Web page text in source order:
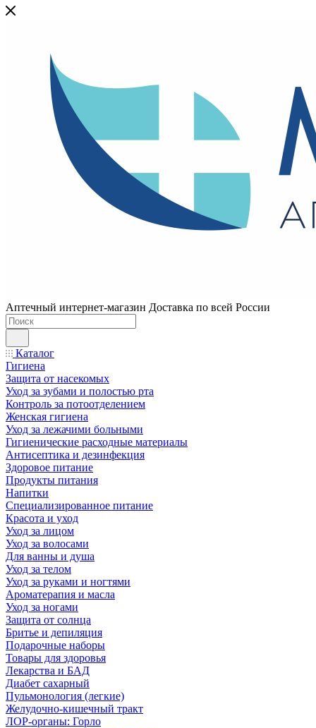
Аптечный интернет-магазин Доставка по всей России
Каталог
Гигиена
Защита от насекомых
Уход за зубами и полостью рта
Контроль за потоотделением
Женская гигиена
Уход за лежачими больными
Гигиенические расходные материалы
Антисептика и дезинфекция
Здоровое питание
Продукты питания
Напитки
Специализированное питание
Красота и уход
Уход за лицом
Уход за волосами
Для ванны и душа
Уход за телом
Уход за руками и ногтями
Ароматерапия и масла
Уход за ногами
Защита от солнца
Бритье и депиляция
Подарочные наборы
Товары для здоровья
Лекарства и БАД
Диабет сахарный
Пульмонология (легкие)
Желудочно-кишечный тракт
ЛОР-органы: Горло